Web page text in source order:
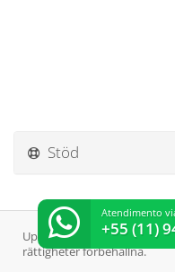
Stöd
Upphovsrätt © 2026
rättigheter förbehållna.
Atendimento
+55 (11)